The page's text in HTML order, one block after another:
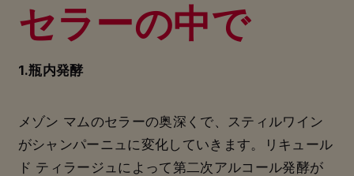
セラーの中で
1.瓶内発酵
メゾン マムのセラーの奥深くで、スティルワイン
がシャンパーニュに変化していきます。
リキュール
ド ティラージュ によって第二次アルコール発酵が